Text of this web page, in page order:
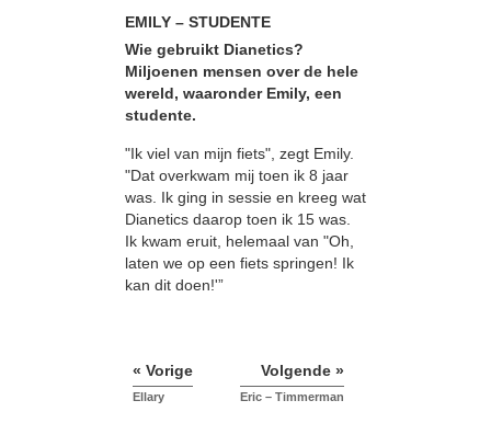
EMILY – STUDENTE
Wie gebruikt Dianetics?
Miljoenen mensen over de hele
wereld, waaronder Emily, een
studente.
"Ik viel van mijn fiets", zegt Emily.
"Dat overkwam mij toen ik 8 jaar
was. Ik ging in sessie en kreeg wat
Dianetics daarop toen ik 15 was.
Ik kwam eruit, helemaal van "Oh,
laten we op een fiets springen! Ik
kan dit doen!'”
« Vorige
Ellary
Volgende »
Eric – Timmerman